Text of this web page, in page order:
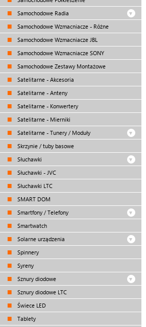
Samochodowe Radia
Samochodowe Wzmacniacze - Różne
Samochodowe Wzmacniacze JBL
Samochodowe Wzmacniacze SONY
Samochodowe Zestawy Montażowe
Satelitarne - Akcesoria
Satelitarne - Anteny
Satelitarne - Konwertery
Satelitarne - Mierniki
Satelitarne - Tunery / Moduły
Skrzynie / tuby basowe
Słuchawki
Słuchawki - JVC
Słuchawki LTC
SMART DOM
Smartfony / Telefony
Smartwatch
Solarne urządzenia
Spinnery
Syreny
Sznury diodowe
Sznury diodowe LTC
Świece LED
Tablety